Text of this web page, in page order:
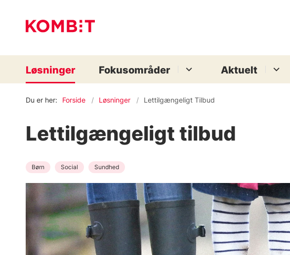
Løsninger Fokusområder Aktuelt
Du er her: Forside Løsninger Lettilgængeligt Tilbud
Lettilgængeligt tilbud
Børn Social Sundhed